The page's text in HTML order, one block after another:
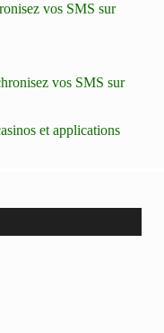
vos SMS sur
vos SMS sur
et applications